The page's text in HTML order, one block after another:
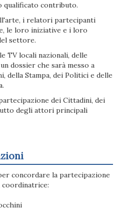
qualificato contributo.
i relatori partecipanti
le loro iniziative e i loro
settore.
TV locali nazionali, delle
dossier che sarà messo a
della Stampa, dei Politici e delle
dei Cittadini, dei
degli attori principali
concordare la partecipazione